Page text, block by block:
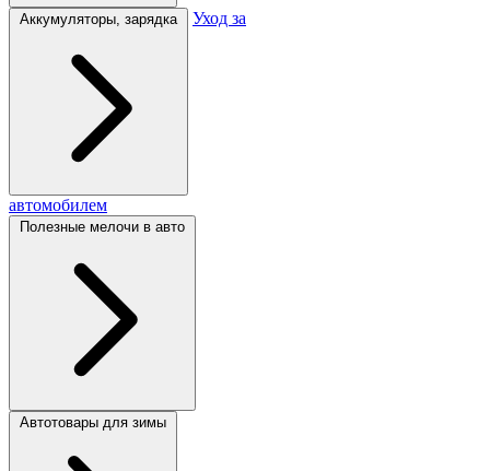
Аккумуляторы, зарядка Уход за
автомобилем
Полезные мелочи в авто
Автотовары для зимы